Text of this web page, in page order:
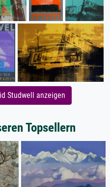
Studwell anzeigen
Topsellern